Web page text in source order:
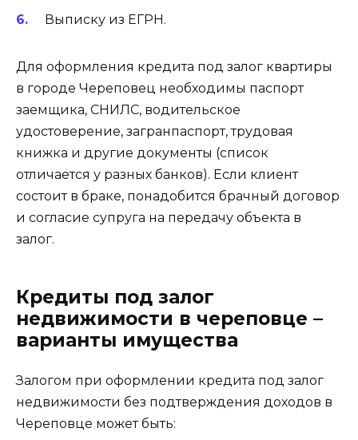
Выписку из ЕГРН.
Для оформления кредита под залог квартиры
в городе Череповец необходимы паспорт
заемщика, СНИЛС, водительское
удостоверение, загранпаспорт, трудовая
книжка и другие документы (список
отличается у разных банков). Если клиент
состоит в браке, понадобится брачный договор
и согласие супруга на передачу объекта в
залог.
Кредиты под залог
недвижимости в череповце –
варианты имущества
Залогом при оформлении кредита под залог
недвижимости без подтверждения доходов в
Череповце может быть: